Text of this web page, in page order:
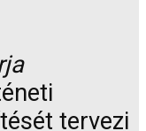
tervezi